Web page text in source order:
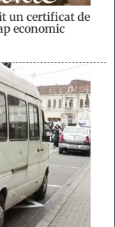
un certificat de
economic